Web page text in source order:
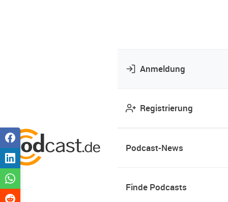
Anmeldung
Registrierung
Podcast-News
Finde Podcasts